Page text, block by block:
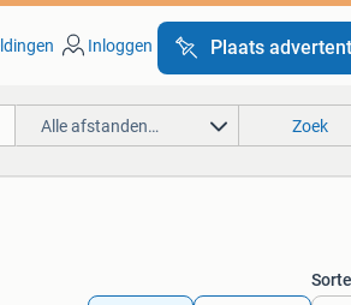
Inloggen Plaats
Alle afstanden… Zoek